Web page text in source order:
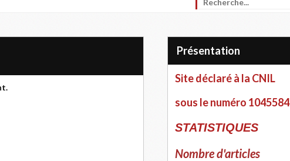
Présentation
Site déclaré à la CNIL
sous le numéro 1045584
STATISTIQUES
Nombre d'articles